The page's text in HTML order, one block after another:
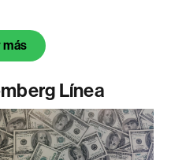
más
Línea